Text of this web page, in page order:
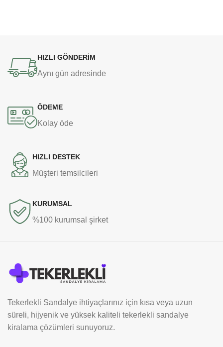
HIZLI GÖNDERİM
Aynı gün adresinde
ÖDEME
Kolay öde
HIZLI DESTEK
Müşteri temsilcileri
KURUMSAL
%100 kurumsal şirket
Tekerlekli Sandalye ihtiyaçlarınız için kısa veya uzun
süreli, hijyenik ve yüksek kaliteli tekerlekli sandalye
kiralama çözümleri sunuyoruz.